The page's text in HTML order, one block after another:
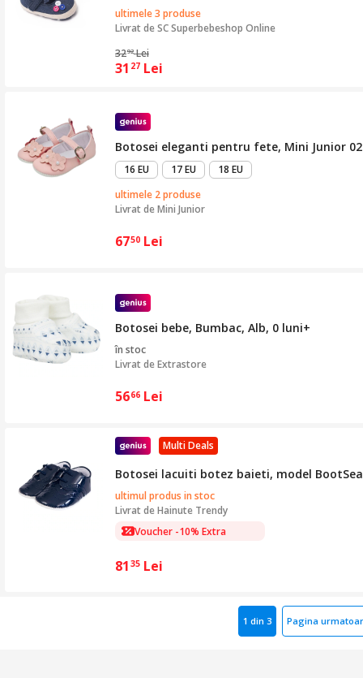
ultimele 3 produse
Livrat deSC Superbebeshop Online
3292 Lei
31 27 Lei
Botosei eleganti pentru fete, Mini Junior
16 EU 17 EU
18 EU
ultimele 2 produse
Livrat deMini Junior
6750 Lei
Botosei bebe, Bumbac, Alb, 0 luni+
în stoc
Livrat deExtrastore
5666 Lei
Multi Deals
Botosei lacuiti botez baieti, model
ultimul produs in stoc
Livrat deHainute Trendy
Voucher -10% Extra
81 35 Lei
1 din 3 Pagina